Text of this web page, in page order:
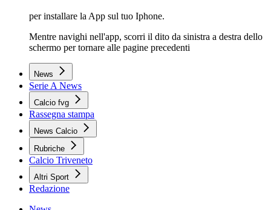
per installare la App sul tuo Iphone.
Mentre navighi nell'app, scorri il dito da sinistra a destra dello
schermo per tornare alle pagine precedenti
News
Serie A News
Calcio fvg
Rassegna stampa
News Calcio
Rubriche
Calcio Triveneto
Altri Sport
Redazione